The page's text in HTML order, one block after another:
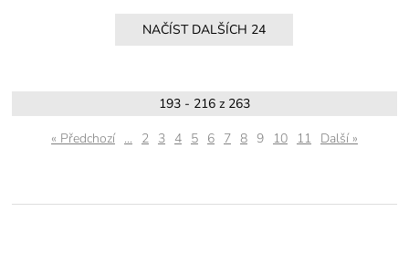
193 - 216 z 263
« Předchozí ... 2 3 4 5 6 7 8 9 10 11 Další »